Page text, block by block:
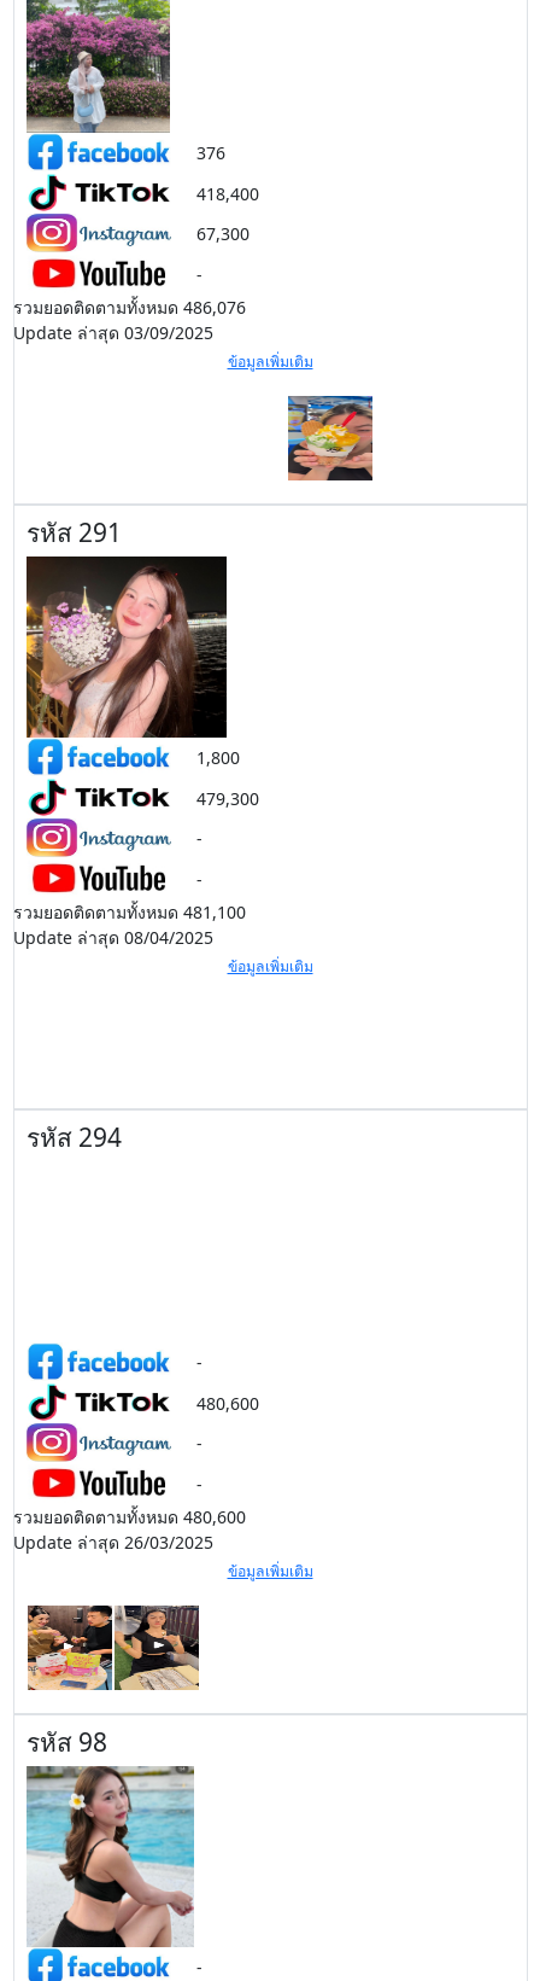
376
418,400
67,300
-
รวมยอดติดตามทั้งหมด 486,076
Update ล่าสุด 03/09/2025
ข้อมูลเพิ่มเติม
รหัส 291
1,800
479,300
-
-
รวมยอดติดตามทั้งหมด 481,100
Update ล่าสุด 08/04/2025
ข้อมูลเพิ่มเติม
รหัส 294
-
480,600
-
-
รวมยอดติดตามทั้งหมด 480,600
Update ล่าสุด 26/03/2025
ข้อมูลเพิ่มเติม
รหัส 98
-